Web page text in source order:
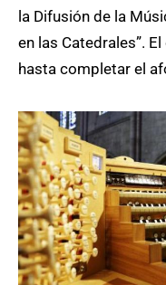
la Difusión de la
en las Catedrales”.
hasta completar el